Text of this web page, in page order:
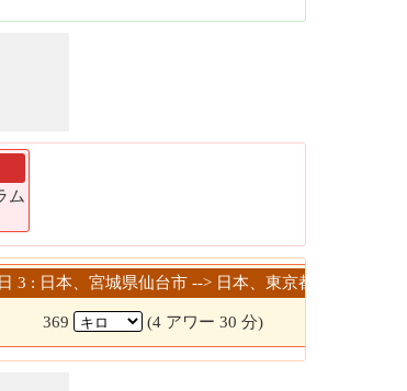
ム
日 3 : 日本、宮城県仙台市 --> 日本、東京都
369 (4 アワー 30 分)